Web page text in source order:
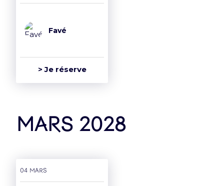
Favé
> Je réserve
mars 2028
04 mars